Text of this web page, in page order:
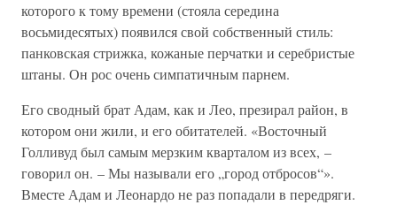
которого к тому времени (стояла середина
восьмидесятых) появился свой собственный стиль:
панковская стрижка, кожаные перчатки и серебристые
штаны. Он рос очень симпатичным парнем.
Его сводный брат Адам, как и Лео, презирал район, в
котором они жили, и его обитателей. «Восточный
Голливуд был самым мерзким кварталом из всех, –
говорил он. – Мы называли его „город отбросов“».
Вместе Адам и Леонардо не раз попадали в передряги.